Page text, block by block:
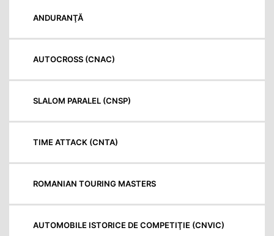
ANDURANŢĂ
AUTOCROSS (CNAC)
SLALOM PARALEL (CNSP)
TIME ATTACK (CNTA)
ROMANIAN TOURING MASTERS
AUTOMOBILE ISTORICE DE COMPETIŢIE (CNVIC)